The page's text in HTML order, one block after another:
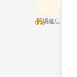
0%
閱讀進度